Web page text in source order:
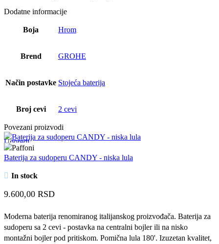
Dodatne informacije
Boja Hrom
Brend GROHE
Način postavke Stojeća baterija
Broj cevi 2 cevi
Povezani proizvodi
Uporedi
Quick view
Dodaj u omiljene
Baterija za sudoperu CANDY - niska lula
In stock
9.600,00 RSD
Moderna baterija renomiranog italijanskog proizvođača. Baterija za
sudoperu sa 2 cevi - postavka na centralni bojler ili na nisko
montažni bojler pod pritiskom. Pomična lula 180'. Izuzetan kvalitet,